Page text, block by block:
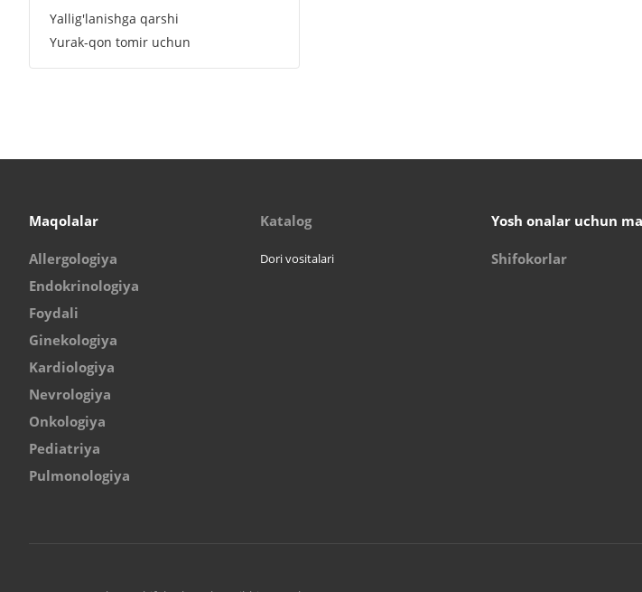
Yallig'lanishga qarshi
Yurak-qon tomir uchun
Maqolalar
Allergologiya
Endokrinologiya
Foydali
Ginekologiya
Kardiologiya
Nevrologiya
Onkologiya
Pediatriya
Pulmonologiya
Katalog
Dori vositalari
Yosh onalar uchun
Shifokorlar